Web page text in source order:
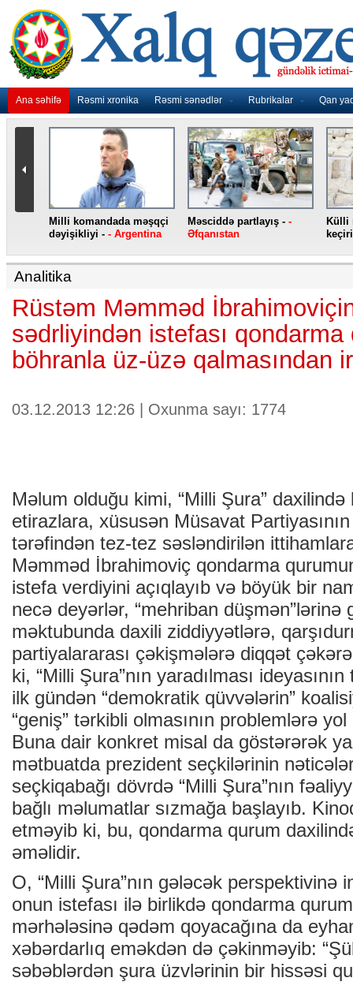
Ana səhifə Rəsmi xronika Rəsmi sənədlər Rubrikalar Qan
Milli komandada məşqçi
dəyişikliyi - - Argentina
Məsciddə partlayış - -
Əfqanıstan
Külli
Analitika
Rüstəm Məmməd
sədrliyindən istefası qondarma
böhranla üz-üzə qalmasından
03.12.2013 12:26 | Oxunma sayı: 1774
Məlum olduğu kimi, “Milli Şura” daxilində
etirazlara, xüsusən Müsavat
tərəfindən tez-tez səsləndirilən
Məmməd İbrahimoviç qondarma
istefa verdiyini açıqlayıb və böyük bir
necə deyərlər, “mehriban düşmən”lərinə
məktubunda daxili ziddiyyətlərə,
partiyalararası çəkişmələrə diqqət
ki, “Milli Şura”nın yaradılması
ilk gündən “demokratik qüvvələrin”
“geniş” tərkibli olmasının problemlərə yol
Buna dair konkret misal da göstərərək
mətbuatda prezident seçkilərinin
seçkiqabağı dövrdə “Milli Şura”nın
bağlı məlumatlar sızmağa başlayıb.
etməyib ki, bu, qondarma qurum
əməlidir.
O, “Milli Şura”nın gələcək perspektivinə
onun istefası ilə birlikdə qondarma
mərhələsinə qədəm qoyacağına da
xəbərdarlıq eməkdən də çəkinməyib:
səbəblərdən şura üzvlərinin bir hissəsi